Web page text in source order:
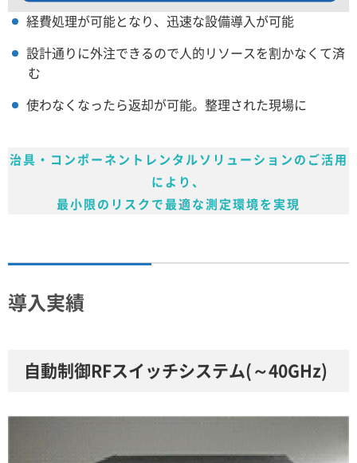
経費処理が可能となり、迅速な設備導入が可能
設計通りに外注できるので人的リソースを割かなくて済
む
使わなくなったら返却が可能。整理された現場に
治具・コンポーネントレンタルソリューションのご活用
により、
最小限のリスクで最適な測定環境を実現
導入実績
自動制御RFスイッチシステム(～40GHz)